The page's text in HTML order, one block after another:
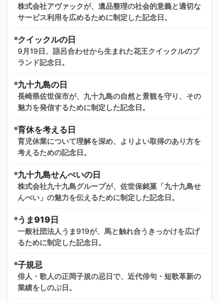
株式会社アヴァックが、遺品整理の社会的意義と適切な
サービス利用を広めるために制定した記念日。
クイックルの日
9月19日、語呂合わせから生まれた花王クイックルのブ
ランド記念日。
九十九島の日
長崎県佐世保市が、九十九島の自然と景観を守り、その
魅力を発信するために制定した記念日。
育休を考える日
育児休業について理解を深め、よりよい取得のあり方を
考えるための記念日。
九十九島せんぺいの日
株式会社九十九島グループが、佐世保銘菓「九十九島せ
んぺい」の魅力を伝えるために制定した記念日。
うま919日
一般社団法人うま919が、馬と触れ合うきっかけを広げ
るために制定した記念日。
子規忌
俳人・歌人の正岡子規の忌日で、近代俳句・短歌革新の
業績をしのぶ日。